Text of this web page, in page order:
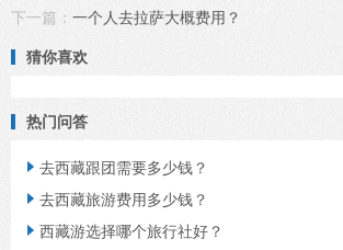
下一篇： 一个人去拉萨大概费用？
猜你喜欢
热门问答
 去西藏跟团需要多少钱？
 去西藏旅游费用多少钱？
 西藏游选择哪个旅行社好？